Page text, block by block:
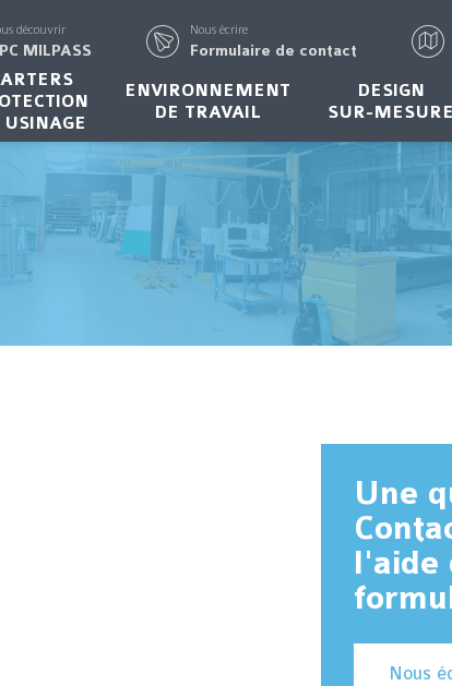
découvrir
MILPASS
Nous écrire
Formulaire de contact
USINAGE
ENVIRONNEMENT
DE TRAVAIL
DESIGN
SUR-MESURE
Une
l'aide
Nous